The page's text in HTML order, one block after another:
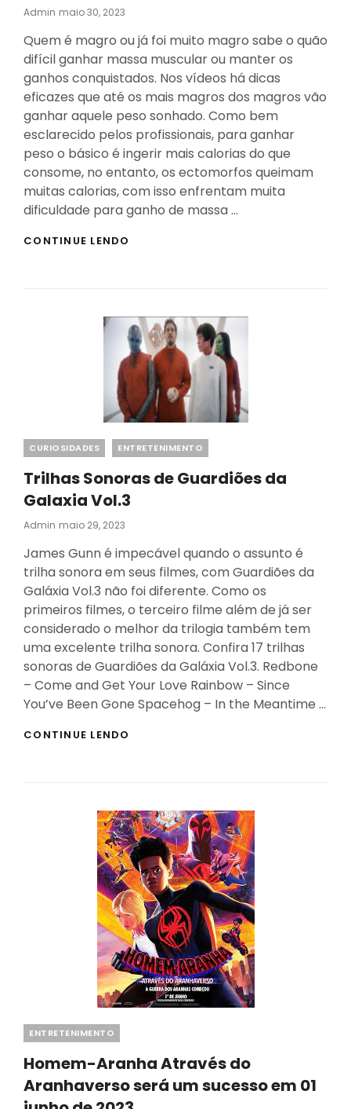
Admin Posted
Maio 30, 2023
Quem é magro ou já foi muito magro sabe o quão
difícil ganhar massa muscular ou manter os
ganhos conquistados. Nos vídeos há dicas
eficazes que até os mais magros dos magros vão
ganhar aquele peso sonhado. Como bem
esclarecido pelos profissionais, para ganhar
peso o básico é ingerir mais calorias do que
consome, no entanto, os ectomorfos queimam
muitas calorias, com isso enfrentam muita
dificuldade para ganho de massa …
CONTINUE LENDO
PARA
QUEM
É
MUITO
MAGRO
Categories
CURIOSIDADES ENTRETENIMENTO
Trilhas Sonoras de Guardiões da
Galaxia Vol.3
Admin Posted
Maio 29, 2023
James Gunn é impecável quando o assunto é
trilha sonora em seus filmes, com Guardiões da
Galáxia Vol.3 não foi diferente. Como os
primeiros filmes, o terceiro filme além de já ser
considerado o melhor da trilogia também tem
uma excelente trilha sonora. Confira 17 trilhas
sonoras de Guardiões da Galáxia Vol.3. Redbone
– Come and Get Your Love Rainbow – Since
You’ve Been Gone Spacehog – In the Meantime …
CONTINUE LENDO
VOL.3
Categories
ENTRETENIMENTO
Homem-Aranha Através do
Aranhaverso será um sucesso em 01